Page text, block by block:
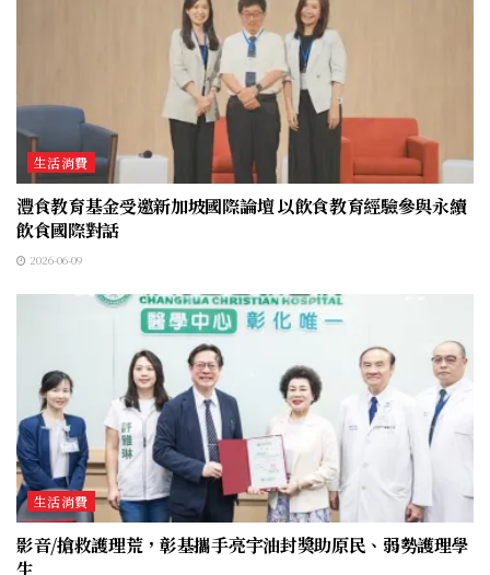
生活消費
灃食教育基金受邀新加坡國際論壇 以飲食教育經驗參與永續
飲食國際對話
2026-06-09
生活消費
影音/搶救護理荒，彰基攜手亮宇油封獎助原民、弱勢護理學
生